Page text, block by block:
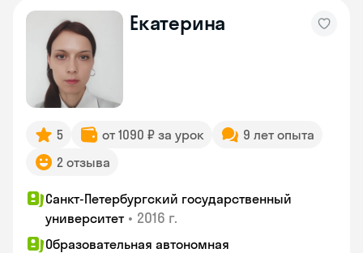
Екатерина
5 от 1090 ₽ за урок
9 лет опыта
2 отзыва
Санкт-Петербургский государственный
университет • 2016 г.
Образовательная автономная